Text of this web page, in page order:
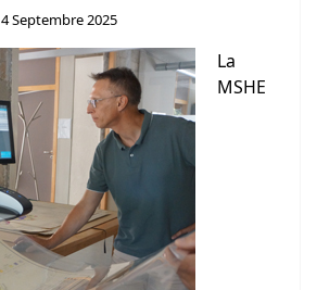
4 Septembre 2025
La
MSHE